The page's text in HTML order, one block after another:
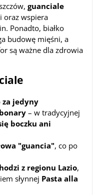
guanciale
oraz wspiera
Ponadto, białko
budowę mięśni, a
są ważne dla zdrowia
za jedyny
– w tradycyjnej
boczku ani
"guancia", co po
z regionu Lazio,
słynnej Pasta alla